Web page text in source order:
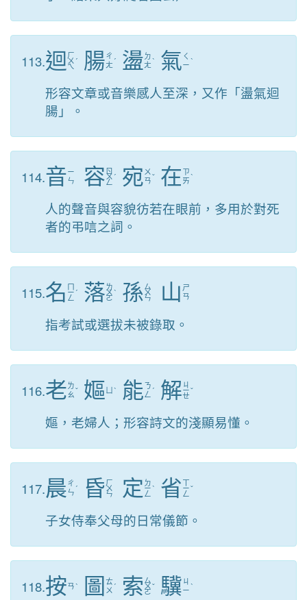
113.迴 ㄏ
ㄨ
ㄟ
ˊ 腸ㄔ
ㄤ ˊ 盪 ㄉ
ㄤˋ 氣 ㄑ
ㄧˋ
形容文章或音樂感人至深，又作「盪氣迴
腸」。
114.音ㄧ
ㄣ
容 ㄖ
ㄨ
ㄥ
ˊ 宛 ㄨ
ㄢˇ 在 ㄗ
ㄞˋ
人的聲音與容貌彷若在眼前，多用於對死
者的弔唁之詞。
115.名 ㄇ
ㄧ
ㄥ
ˊ 落ㄌ
ㄨ
ㄛ
ˋ 孫ㄙ
ㄨ
ㄣ 山 ㄕ
ㄢ
指考試或選拔未被錄取。
116.老ㄌ
ㄠˇ 嫗 ˋ 能ㄋ
ㄥ ˊ 解 ㄐ
ㄧ
ㄝ
ˇ
嫗，老婦人；形容詩文的淺顯易懂。
117.晨ㄔ
ㄣ ˊ 昏ㄏ
ㄨ
ㄣ 定 ㄉ
ㄧ
ㄥ
ˋ 省 ㄒ
ㄧ
ㄥ
ˇ
子女侍奉父母的日常儀節。
118.按ㄢˋ 圖 ㄊ
ㄨ ˊ 索 ㄙ
ㄨ
ㄛ
ˇ 驥 ㄐ
ㄧˋ